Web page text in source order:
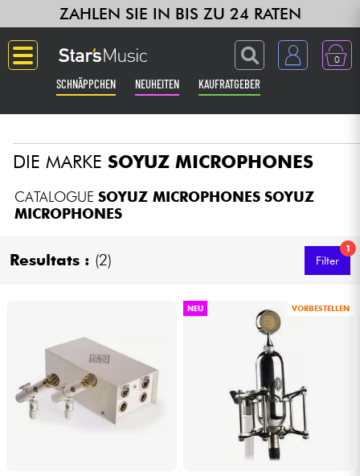
ZAHLEN SIE IN BIS ZU 24 RATEN
0
SCHNÄPPCHEN NEUHEITEN KAUFRATGEBER
Gitarre & Bass
Verstärker & Effekte
Studio
Kopfhörer
Mikros
DIE MARKE SOYUZ MICROPHONES
CATALOGUE SOYUZ MICROPHONES SOYUZ
MICROPHONES
Resultats : (2)
1
Filter
NEU VORBESTELLEN